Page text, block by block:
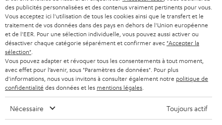
e
t
t
e
r
CASQUES AUDIO
CASQUES BLUETOOTH AUDIO
SYSTEMES COMPLETS
ENCEINTES
ULTIMA
ÉCOUTEURS INTRA-AURICULAIRES
NEWSLETTER
MAGASINS
AVANTAGES D’ACHAT
L’HISTOIRE DE TEUFEL
PAYS-BAS
BELGIQUE
FRANCE
POLOGNE
des publicités personnalisées et des contenus vraiment pertinents pour vous.
Vous acceptez ici l'utilisation de tous les cookies ainsi que le transfert et le
traitement de vos données dans des pays en dehors de l'Union européenne
et de l'EER. Pour une sélection individuelle, vous pouvez aussi activer ou
désactiver chaque catégorie séparément et confirmer avec "Accepter la
sélection"
Vous pouvez adapter et révoquer tous les consentements à tout moment,
avec effet pour l’avenir, sous "Paramètres de données". Pour plus
d'informations, nous vous invitons à consulter également notre politique de
confidentialité des données et les mentions légales
Nécessaire Toujours actif